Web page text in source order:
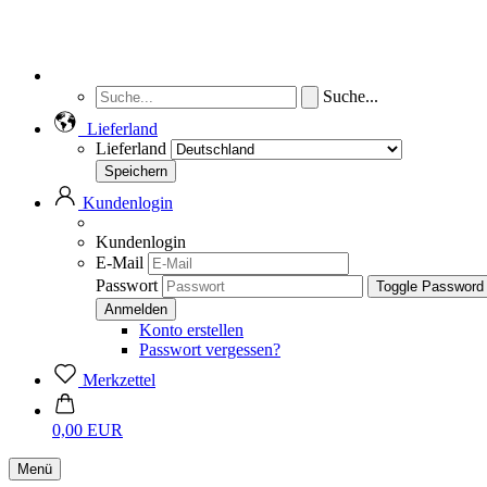
Suche...
Lieferland
Lieferland
Kundenlogin
Kundenlogin
E-Mail
Passwort
Toggle
Konto erstellen
Passwort vergessen?
Merkzettel
0,00 EUR
Menü